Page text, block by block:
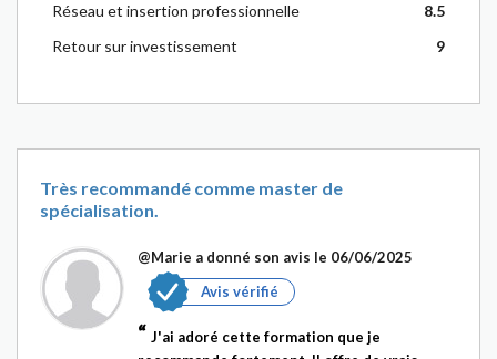
Réseau et insertion professionnelle
8.5
Retour sur investissement
9
Très recommandé comme master de
spécialisation.
@Marie a donné son avis le 06/06/2025
Avis vérifié
J'ai adoré cette formation que je